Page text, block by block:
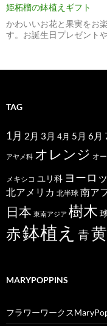
姫柘榴の鉢植えギフト
かわいいお花と果実をお
す。お誕生日プレゼント
TAG
1月 2月 3月 4月 5月 6月
アヤメ科 オレンジ オ
メキシコ ユリ科 ヨーロ
北アメリカ 北半球 南ア
日本 東南アジア 樹木
赤鉢植え 青
MARYPOPPINS
フラワーワークス